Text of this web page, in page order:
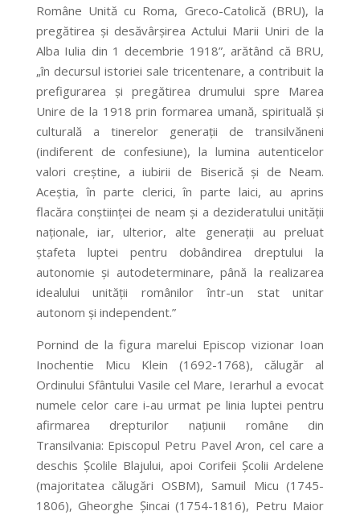
Române Unită cu Roma, Greco-Catolică (BRU), la
pregătirea și desăvârșirea Actului Marii Uniri de la
Alba Iulia din 1 decembrie 1918”, arătând că BRU,
„în decursul istoriei sale tricentenare, a contribuit la
prefigurarea și pregătirea drumului spre Marea
Unire de la 1918 prin formarea umană, spirituală și
culturală a tinerelor generații de transilvăneni
(indiferent de confesiune), la lumina autenticelor
valori creștine, a iubirii de Biserică și de Neam.
Aceștia, în parte clerici, în parte laici, au aprins
flacăra conștiinței de neam și a dezideratului unității
naționale, iar, ulterior, alte generații au preluat
ștafeta luptei pentru dobândirea dreptului la
autonomie și autodeterminare, până la realizarea
idealului unității românilor într-un stat unitar
autonom și independent.”
Pornind de la figura marelui Episcop vizionar Ioan
Inochentie Micu Klein (1692-1768), călugăr al
Ordinului Sfântului Vasile cel Mare, Ierarhul a evocat
numele celor care i-au urmat pe linia luptei pentru
afirmarea drepturilor națiunii române din
Transilvania: Episcopul Petru Pavel Aron, cel care a
deschis Școlile Blajului, apoi Corifeii Școlii Ardelene
(majoritatea călugări OSBM), Samuil Micu (1745-
1806), Gheorghe Șincai (1754-1816), Petru Maior